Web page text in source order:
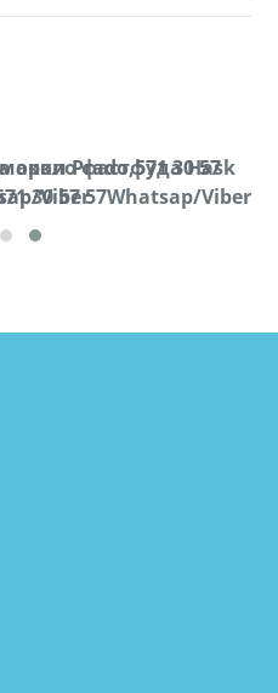
около фастфуда Hask
30 57 57Whatsap/Viber
Prado,571 30 57
Viber